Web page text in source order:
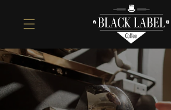
Inhalt